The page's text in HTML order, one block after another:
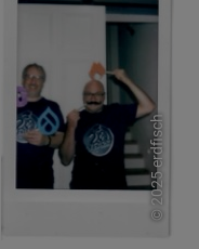
©
2025 erdfisch